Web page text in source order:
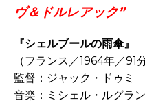
ヴ＆ドルレアック”
『シェルブールの雨傘』
（フランス／1964年／91
監督：ジャック・ドゥミ
音楽：ミシェル・ルグラン